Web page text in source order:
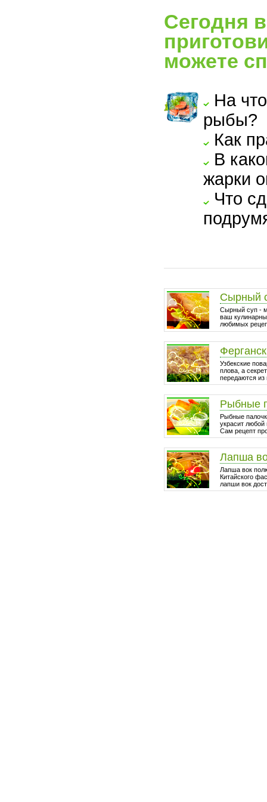
Сегодня
можете
На
рыбы?
Как
В
жарки
Что
Сырный
Сырный суп -
ваш
любимых
Узбекские
плова, а
передаются из
Рыбные
Рыбные
украсит любой
Сам рецепт
Лапша
Лапша вок
Китайского
лапши вок